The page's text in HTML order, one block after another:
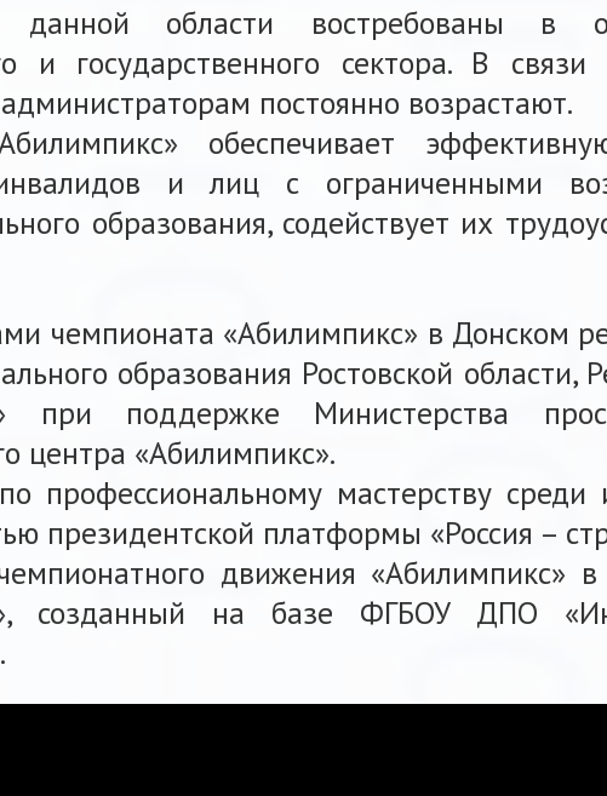
данной области востребованы в
и государственного сектора. В
постоянно возрастают.
обеспечивает
и лиц с ограниченными
образования, содействует их
чемпионата «Абилимпикс» в Донском
образования Ростовской
при поддержке Министерства
центра «Абилимпикс».
профессиональному мастерству
президентской платформы «Россия –
движения «Абилимпикс»
созданный на базе ФГБОУ ДПО